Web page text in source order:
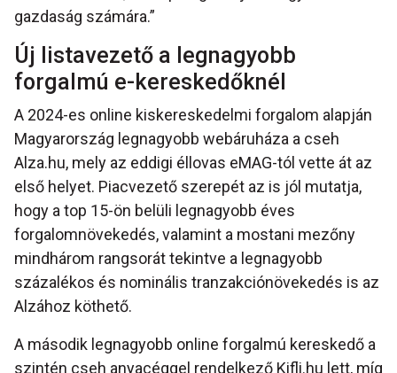
gazdaság számára.”
Új listavezető a legnagyobb
forgalmú e-kereskedőknél
A 2024-es online kiskereskedelmi forgalom alapján
Magyarország legnagyobb webáruháza a cseh
Alza.hu, mely az eddigi éllovas eMAG-tól vette át az
első helyet. Piacvezető szerepét az is jól mutatja,
hogy a top 15-ön belüli legnagyobb éves
forgalomnövekedés, valamint a mostani mezőny
mindhárom rangsorát tekintve a legnagyobb
százalékos és nominális tranzakciónövekedés is az
Alzához köthető.
A második legnagyobb online forgalmú kereskedő a
szintén cseh anyacéggel rendelkező Kifli.hu lett, míg